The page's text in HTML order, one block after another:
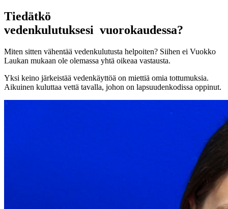
Tiedätkö
vedenkulutuksesi vuorokaudessa?
Miten sitten vähentää vedenkulutusta helpoiten? Siihen ei Vuokko
Laukan mukaan ole olemassa yhtä oikeaa vastausta.
Yksi keino järkeistää vedenkäyttöä on miettiä omia tottumuksia.
Aikuinen kuluttaa vettä tavalla, johon on lapsuudenkodissa oppinut.